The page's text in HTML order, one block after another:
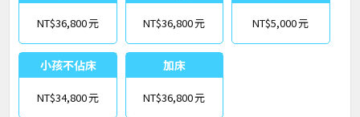
NT$36,800 NT$36,800 NT$5,000
小孩不佔床
NT$34,800
加床
NT$36,800